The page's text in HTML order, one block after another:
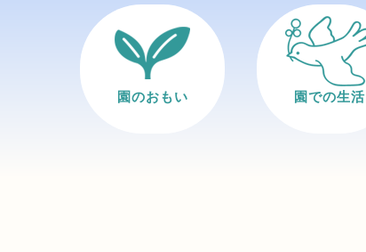
園のおもい 園での生活